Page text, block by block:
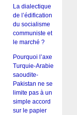
La dialectique
de l’édification
du socialisme
communiste et
le marché ?
Pourquoi l’axe
Turquie-Arabie
saoudite-
Pakistan ne se
limite pas à un
simple accord
sur le papier